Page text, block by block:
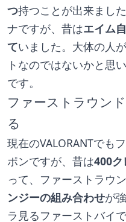
つ持つことが出来まし
ナですが、昔はエイム
ていました。大体の人
トなのではないかと思
です。
ファーストラウン
る
現在のVALORANTでも
ポンですが、昔は400ク
って、ファーストラウ
ンジーの組み合わせが
ラ見るファーストバイ